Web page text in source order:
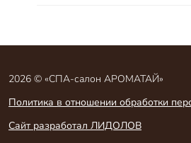
2026 © «СПА-салон АРОМАТАЙ»
Политика в отношении обработки
Сайт разработал ЛИДОЛОВ